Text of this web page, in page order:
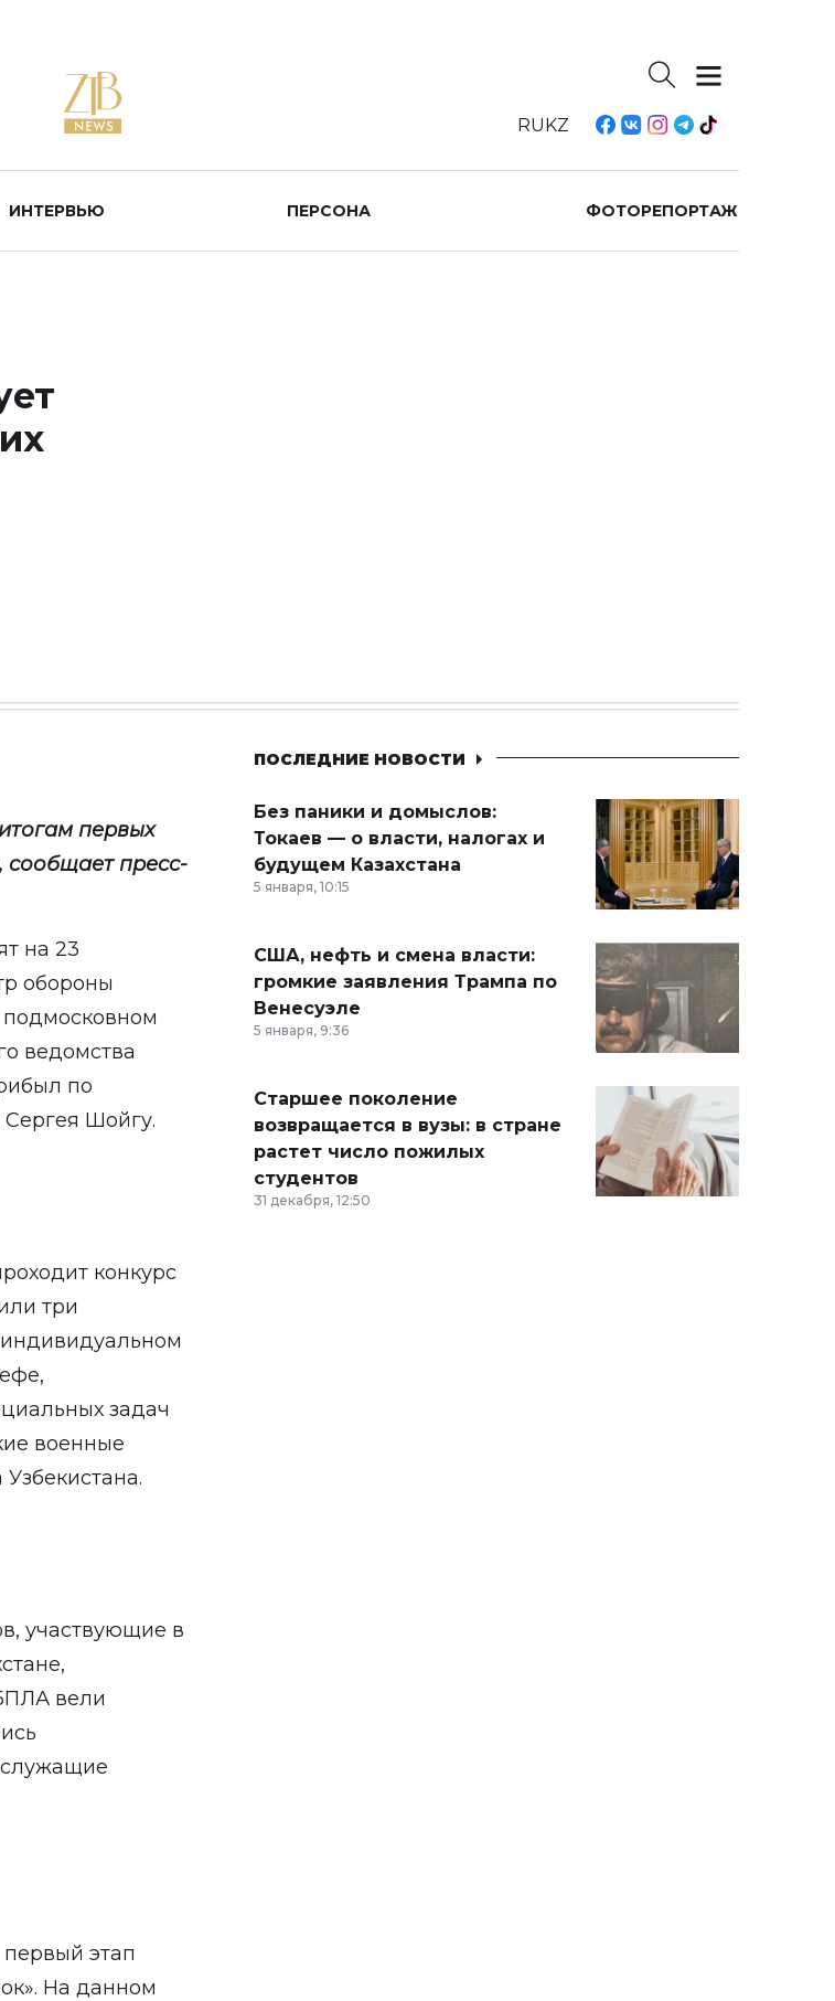
RUKZ
ИНТЕРВЬЮ ПЕРСОНА ФОТОРЕПОРТАЖ
первых
сообщаетпресс-
на 23
обороны
подмосковном
ведомства
по
Шойгу.
конкурс
три
задач
военные
участвующие в
вели
этап
На данном
ПОСЛЕДНИЕ НОВОСТИ
Без паники и домыслов:
Токаев — о власти, налогах и
будущем Казахстана
5 января, 10:15
США, нефть и смена власти:
громкие заявления Трампа по
Венесуэле
5 января, 9:36
Старшее поколение
возвращается в вузы: в стране
растет число пожилых
студентов
31 декабря, 12:50